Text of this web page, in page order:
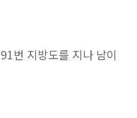
번 지방도를 지나 남이